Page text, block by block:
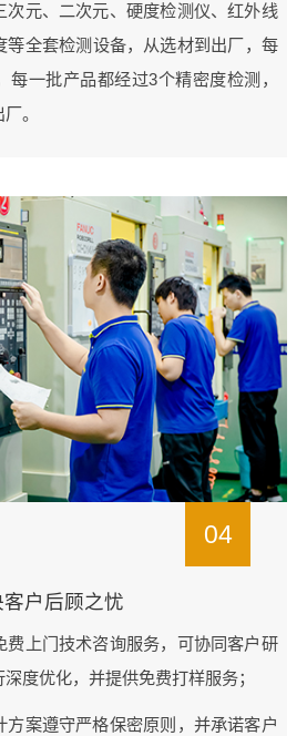
次元、二次元、硬度检测仪、红外线
等全套检测设备，从选材到出厂，每
每一批产品都经过3个精密度检测，
。
04
户后顾之忧
费上门技术咨询服务，可协同客户研
度优化，并提供免费打样服务；
方案遵守严格保密原则，并承诺客户